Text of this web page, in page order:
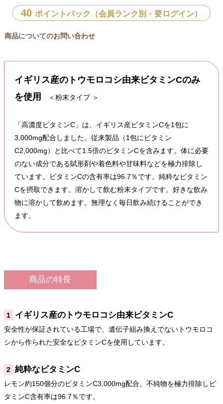
40 ポイントバック（会員ランク別・要ログイン）
商品についてのお問い合わせ
イギリス産のトウモロコシ由来ビタミンCのみ
を使用
＜粉末タイプ ＞
「高濃度ビタミンC」は、イギリス産ビタミンCを1包に
3,000mg配合しました。従来製品（1包にビタミン
C2,000mg）と比べて1.5倍のビタミンCを含みます。体に必要
のない成分である賦形剤や着色料や甘味料などを極力排除し
ています。ビタミンCの含有率は96.7％です。純粋なビタミン
Cを摂取できます。溶かして飲む粉末タイプです。好きな飲み
物に溶かして飲めます。無理なく毎日飲み続けることができ
ます。
商品の特長
1 イギリス産のトウモロコシ由来ビタミンC
安全性が保証されている工場で、遺伝子組み換えでないトウモロコ
シから作られた安全なビタミンCを使用しています。
2 純粋なビタミンC
レモン約150個分のビタミンC3,000mg配合。不純物を極力排除しビ
タミンC含有率は96.7％です。